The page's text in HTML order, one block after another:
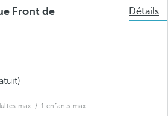
Front de
Détails
max. / 1 enfants max.